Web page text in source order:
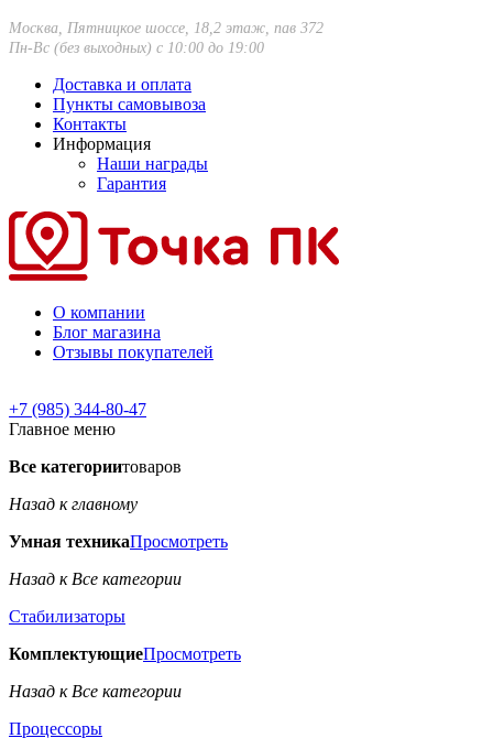
Москва, Пятницкое шоссе, 18,2 этаж, пав 372
Пн-Вс (без выходных) с 10:00 до 19:00
Доставка и оплата
Пункты самовывоза
Контакты
Информация
Наши награды
Гарантия
О компании
Блог магазина
Отзывы покупателей
+7 (985) 344-80-47
Главное меню
Все категориитоваров
Назад к главному
Умная техникаПросмотреть
Назад к Все категории
Стабилизаторы
КомплектующиеПросмотреть
Назад к Все категории
Процессоры